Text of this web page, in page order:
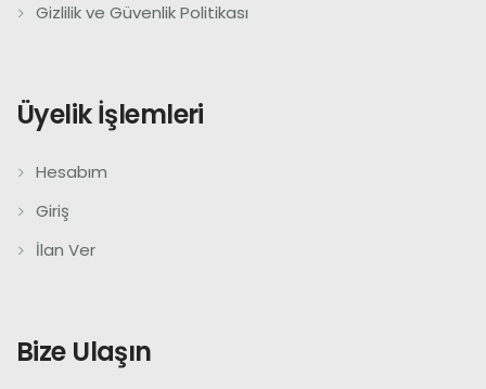
Gizlilik ve Güvenlik Politikası
Üyelik İşlemleri
Hesabım
Giriş
İlan Ver
Bize Ulaşın